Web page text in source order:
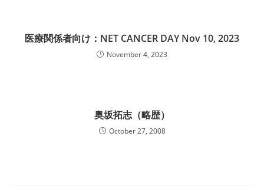
医療関係者向け：NET CANCER DAY Nov 10, 2023
November 4, 2023
奥坂拓志（略歴）
October 27, 2008